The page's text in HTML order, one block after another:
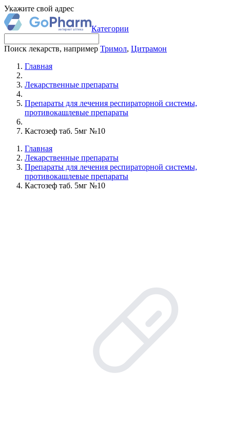
Укажите свой адрес
Категории
Поиск лекарств, например Тримол, Цитрамон
Главная
Лекарственные препараты
Препараты для лечения респираторной системы,
противокашлевые препараты
Кастозеф таб. 5мг №10
Главная
Лекарственные препараты
Препараты для лечения респираторной системы,
противокашлевые препараты
Кастозеф таб. 5мг №10